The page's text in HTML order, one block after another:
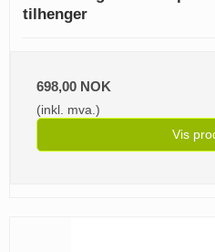
tilhenger
698,00 NOK
(inkl. mva.)
Vis